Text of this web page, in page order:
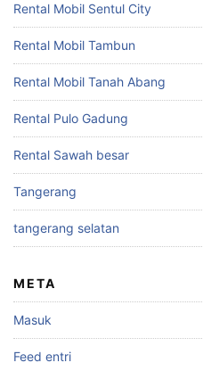
Rental Mobil Sentul City
Rental Mobil Tambun
Rental Mobil Tanah Abang
Rental Pulo Gadung
Rental Sawah besar
Tangerang
tangerang selatan
META
Masuk
Feed entri